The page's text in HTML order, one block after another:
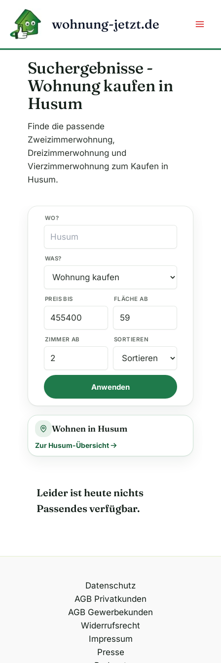
Inhalt
springen
wohnung-jetzt.de
Suchergebnisse -
Wohnung kaufen in
Husum
Finde die passende
Zweizimmerwohnung,
Dreizimmerwohnung und
Vierzimmerwohnung zum Kaufen in
Husum.
WO?
WAS?
PREIS BIS FLÄCHE AB
ZIMMER AB SORTIEREN
Anwenden
Wohnen in Husum
Zur Husum-Übersicht
Leider ist heute nichts
Passendes verfügbar.
Datenschutz
AGB Privatkunden
AGB Gewerbekunden
Widerrufsrecht
Impressum
Presse